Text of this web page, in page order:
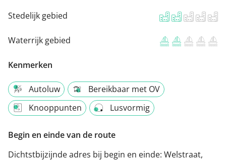
Stedelijk gebied
Waterrijk gebied
Kenmerken
Autoluw
Bereikbaar met OV
Knooppunten
Lusvormig
Begin en einde van de route
Dichtstbijzijnde adres bij begin en einde: Welstraat,